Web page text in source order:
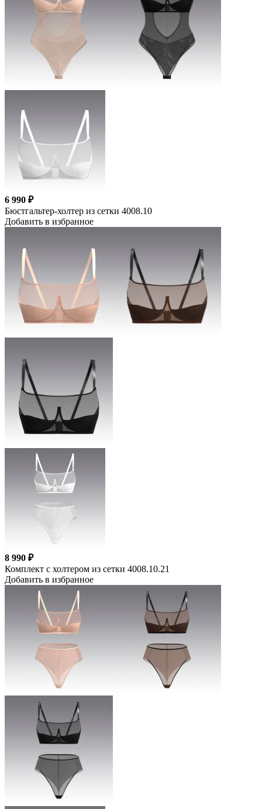
6 990 ₽
Бюстгальтер-холтер из сетки 4008.10
Добавить в избранное
8 990 ₽
Комплект с холтером из сетки 4008.10.21
Добавить в избранное